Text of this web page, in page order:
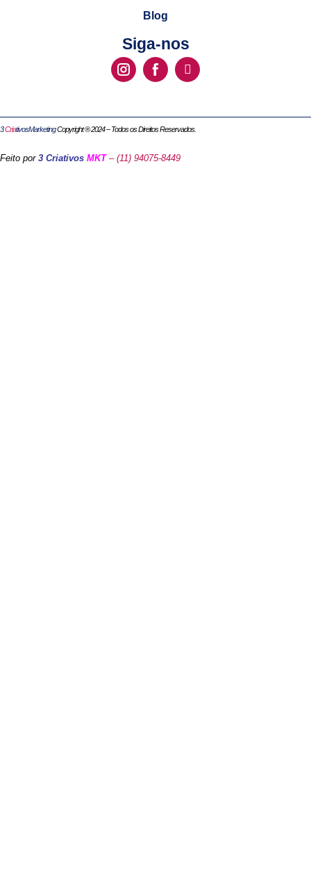
Blog
Siga-nos
3CriativosMarketingCopyright ® 2024 – Todos os Direitos Reservados.
Feito por 3 Criativos MKT– (11) 94075-8449